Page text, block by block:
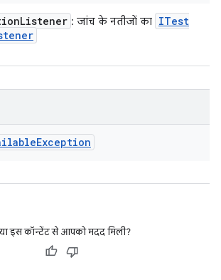
Listener : जांच के नतीजों का ITest
Exception
इस कॉन्टेंट से आपको मदद मिली?